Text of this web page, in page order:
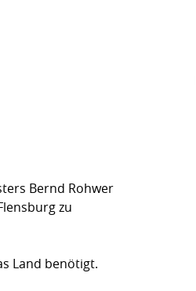
Bernd Rohwer
zu
Land benötigt.